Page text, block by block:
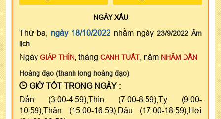
NGÀYXẤU
Thứ ba, ngày 18/10/2022 nhằm ngày 23/9/2022 Âm
lịch
Ngày GIÁP THÌN , tháng CANH TUẤT , năm NHÂM DẦN
Hoàng đạo (thanh long hoàng đạo)
GIỜ TỐT TRONG NGÀY :
Dần (3:00-4:59),Thìn (7:00-8:59),Tỵ (9:00-
10:59),Thân (15:00-16:59),Dậu (17:00-18:59),Hợi